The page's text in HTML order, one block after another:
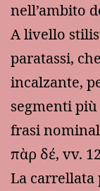
nell’ambito
A livello
paratassi,
incalzante,
segmenti
frasi
πὰρ δέ, vv.
La carrellata